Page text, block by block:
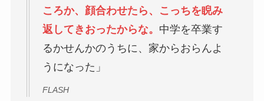
ころか、顔合わせたら、こっちを睨み
返してきおったからな。 中学を卒業す
るかせんかのうちに、家からおらんよ
うになった」
FLASH